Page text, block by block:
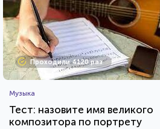
Проходили 4120 раз
Музыка
Тест: назовите имя великого
композитора по портрету